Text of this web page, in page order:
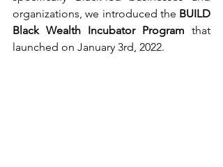
organizations, we introduced the BUILD
Black Wealth Incubator Program that
launched on January 3rd, 2022.